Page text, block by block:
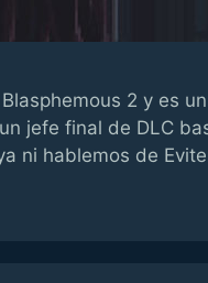
2 y es
jefe final de DLC
ni hablemos de